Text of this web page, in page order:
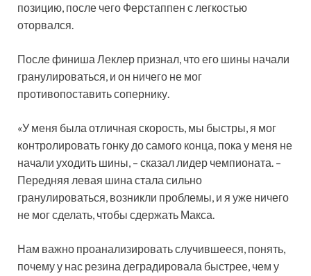
позицию, после чего Ферстаппен с легкостью
оторвался.
После финиша Леклер признал, что его шины начали
гранулироваться, и он ничего не мог
противопоставить сопернику.
«У меня была отличная скорость, мы быстры, я мог
контролировать гонку до самого конца, пока у меня не
начали уходить шины, – сказал лидер чемпионата. –
Передняя левая шина стала сильно
гранулироваться, возникли проблемы, и я уже ничего
не мог сделать, чтобы сдержать Макса.
Нам важно проанализировать случившееся, понять,
почему у нас резина деградировала быстрее, чем у